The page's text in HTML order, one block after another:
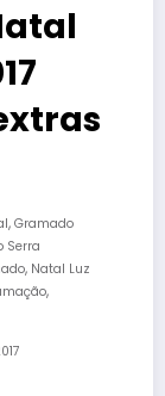
, Gramado
Serra
, Natal Luz
,